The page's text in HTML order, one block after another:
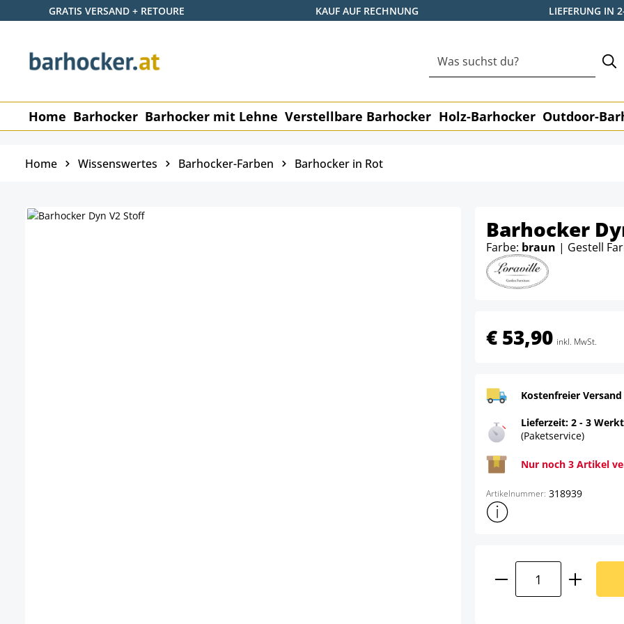
Hauptinhalt springen
Zur Suche springen
Zur Hauptnavigation springen
GRATIS VERSAND + RETOURE KAUF AUF RECHNUNG LIEFERUNG IN
Home Barhocker Barhocker mit Lehne Verstellbare Barhocker Holz-Barhocker Outdoor-
Home Wissenswertes Barhocker-Farben Barhocker in Rot
Barhocker
Farbe: braun | Gestell
€ 53,90 inkl. MwSt.
Kostenfreier
Lieferzeit: 2 - 3
(Paketservice)
Nur noch 3 Artikel
Artikelnummer: 318939
Weitere
Produkt Anzahl: